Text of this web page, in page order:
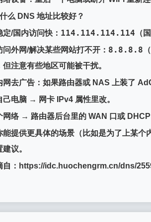
么 DNS 地址比较好？
定/国内访问快 ： 114.114.114.114 （
问外网/解决某些网站打不开 ： 8.8.8.8
但注意有些地区可能被干扰。
网去广告 ：如果路由器或 NAS 上装了
己电脑 → 网卡 IPv4 属性里改。
网络→ 路由器后台里的 WAN 口或
能提供更具体的场景（比如是为了上某
议。
自：https://idc.huochengrm.cn/dns/